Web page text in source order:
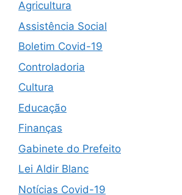
Agricultura
Assistência Social
Boletim Covid-19
Controladoria
Cultura
Educação
Finanças
Gabinete do Prefeito
Lei Aldir Blanc
Notícias Covid-19